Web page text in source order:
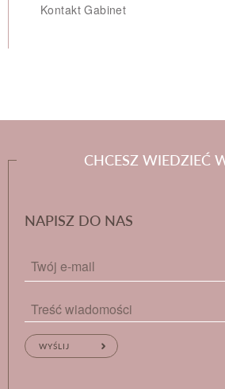
Kontakt Gabinet
CHCESZ WIEDZIEĆ
NAPISZ DO NAS